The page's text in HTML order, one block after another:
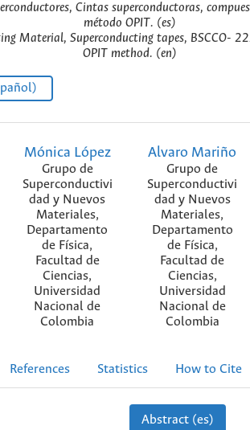
Cintas superconductoras,
método OPIT. (es)
Material, Superconducting tapes, BSCCO-
OPIT method. (en)
Mónica López
Grupo de
Superconductivi
dad y Nuevos
Materiales,
Departamento
de Física,
Facultad de
Ciencias,
Universidad
Nacional de
Colombia
Alvaro Mariño
Grupo de
Superconductivi
dad y Nuevos
Materiales,
Departamento
de Física,
Facultad de
Ciencias,
Universidad
Nacional de
Colombia
References Statistics How to Cite
Abstract (es)